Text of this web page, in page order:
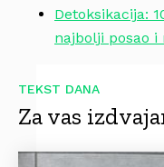
Detoksikacija:
najbolji posao i
TEKST DANA
Za vas